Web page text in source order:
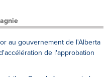
au gouvernement de l'Alberta
de l'approbation